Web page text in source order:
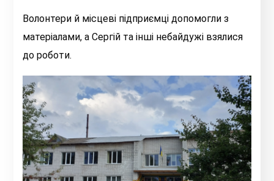
Волонтери й місцеві підприємці допомогли з
матеріалами, а Сергій та інші небайдужі взялися
до роботи.